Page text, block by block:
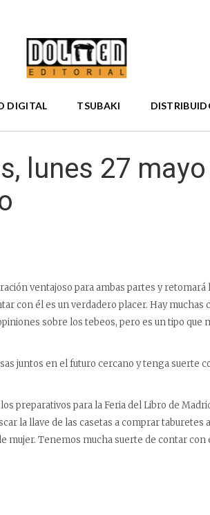
DIGITAL TSUBAKI
lunes 27
ventajoso para ambas partes y retomará
con él es un verdadero placer. Hay muchas
sobre los tebeos, pero es un tipo que
juntos en el futuro cercano y tenga suerte
preparativos para la Feria del Libro de
la llave de las casetas a comprar taburetes
mujer. Tenemos mucha suerte de contar con